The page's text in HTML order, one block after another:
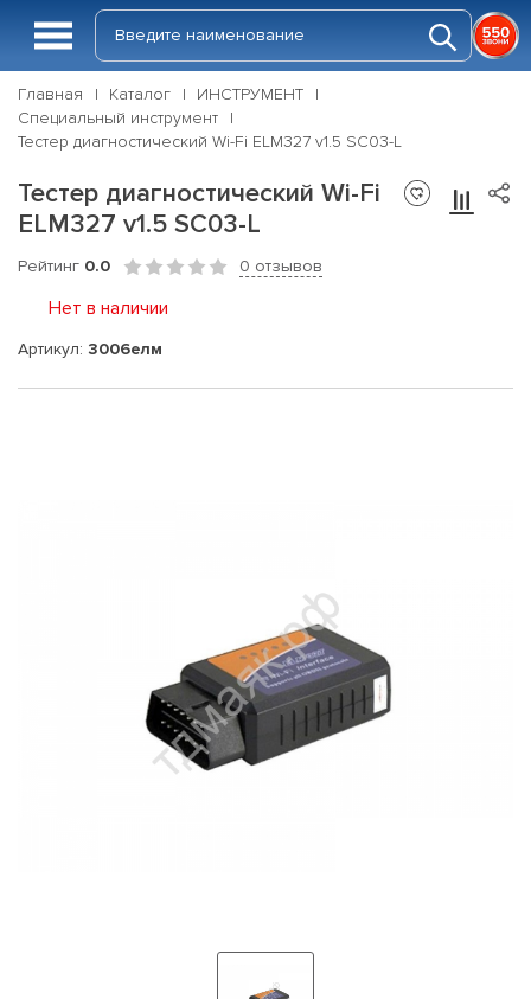
Главная Каталог
ИНСТРУМЕНТ
Специальный инструмент
Тестер диагностический Wi-Fi ELM327 v1.5 SC03-L
Тестер диагностический Wi-Fi
ELM327 v1.5 SC03-L
Рейтинг 0.0 0 отзывов
Нет в наличии
Артикул: 3006елм